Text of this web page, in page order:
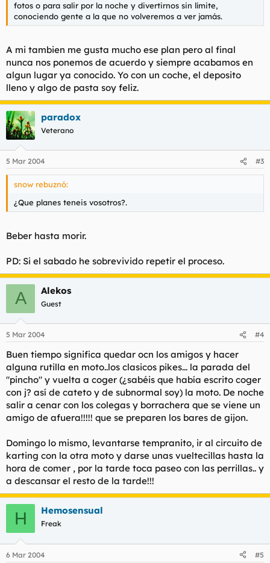
fotos o para salir por la noche y divertirnos sin límite,
conociendo gente a la que no volveremos a ver jamás.
A mi tambien me gusta mucho ese plan pero al final
nunca nos ponemos de acuerdo y siempre acabamos en
algun lugar ya conocido. Yo con un coche, el deposito
lleno y algo de pasta soy feliz.
paradox
Veterano
5 Mar 2004 #3
snow rebuznó:
¿Que planes teneis vosotros?.
Beber hasta morir.
PD: Si el sabado he sobrevivido repetir el proceso.
A Alekos
Guest
5 Mar 2004 #4
Buen tiempo significa quedar ocn los amigos y hacer
alguna rutilla en moto..los clasicos pikes... la parada del
"pincho" y vuelta a coger (¿sabéis que había escrito coger
con j? así de cateto y de subnormal soy) la moto. De noche
salir a cenar con los colegas y borrachera que se viene un
amigo de afuera!!!!! que se preparen los bares de gijon.
Domingo lo mismo, levantarse tempranito, ir al circuito de
karting con la otra moto y darse unas vueltecillas hasta la
hora de comer , por la tarde toca paseo con las perrillas.. y
a descansar el resto de la tarde!!!
H Hemosensual
Freak
6 Mar 2004 #5